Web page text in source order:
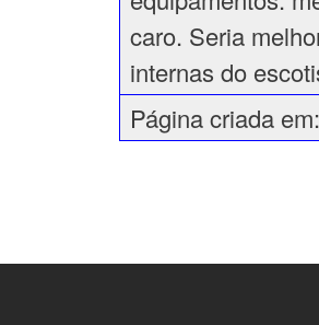
caro. Seria
internas do
Página criada